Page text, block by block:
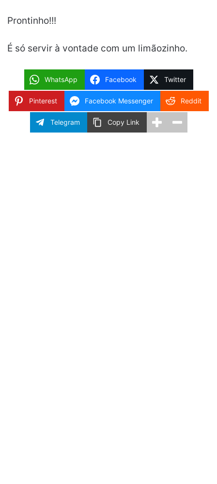
Prontinho!!!
É só servir à vontade com um limãozinho.
WhatsApp Facebook Twitter
Pinterest Facebook Messenger Reddit
Telegram Copy Link